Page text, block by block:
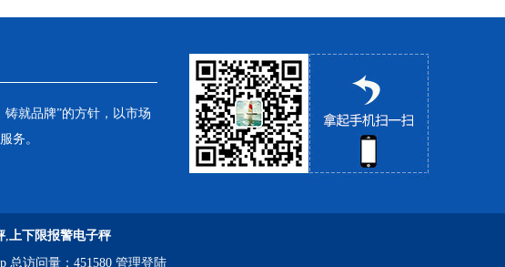
就品牌”的方针，以市场
务。
,上下限报警电子秤
总访问量：451580 管理登陆